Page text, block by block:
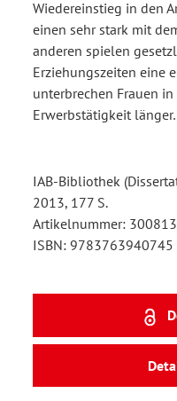
Wiedereinstieg in den
einen sehr stark mit
anderen spielen
Erziehungszeiten eine
unterbrechen Frauen
Erwerbstätigkeit
IAB-Bibliothek
2013, 177 S.
Artikelnummer:
ISBN: 9783763940745